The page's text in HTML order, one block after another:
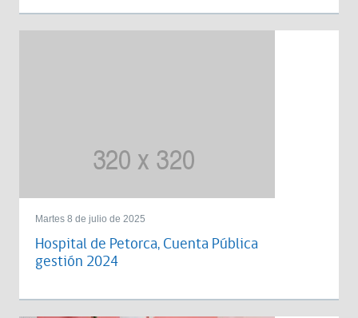
Martes 8 de julio de 2025
Hospital de Petorca, Cuenta Pública
gestión 2024